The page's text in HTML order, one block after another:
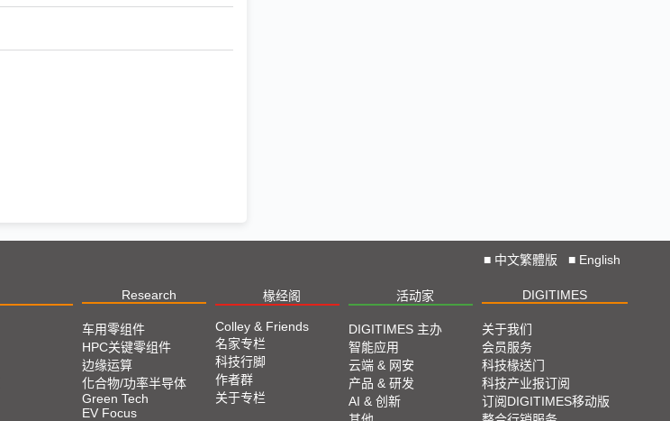
■ 中文繁體版 ■ English
Research 椽经阁 活动家 DIGITIMES
车用零组件
HPC关键零组件
边缘运算
化合物/功率半导体
Green Tech
EV Focus
Colley & Friends
名家专栏
科技行脚
作者群
关于专栏
DIGITIMES 主办
智能应用
云端 & 网安
产品 & 研发
AI & 创新
关于我们
会员服务
科技椽送门
科技产业报订阅
订阅DIGITIMES移动版